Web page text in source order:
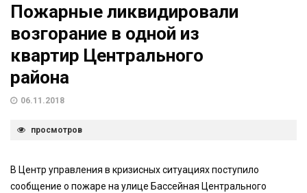
Пожарные ликвидировали
возгорание в одной из
квартир Центрального
района
06.11.2018
просмотров
В Центр управления в кризисных ситуациях поступило
сообщение о пожаре на улице Бассейная Центрального